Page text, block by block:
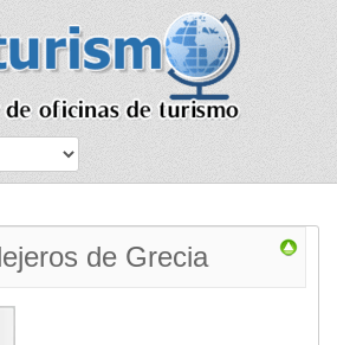
de Grecia